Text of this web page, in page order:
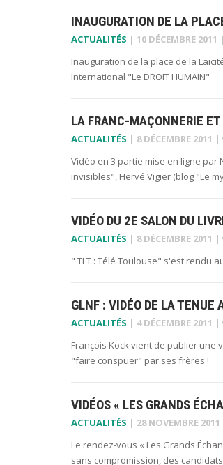
INAUGURATION DE LA
ACTUALITÉS | 10 DÉCEMBRE 2011 |
Inauguration de la place de la
International "Le DROIT HUMAIN"
LA FRANC-MAÇONNERIE
ACTUALITÉS | 8 DÉCEMBRE 2011 |
Vidéo en 3 partie mise en ligne
invisibles", Hervé Vigier (blog "Le
VIDÉO DU 2E SALON DU
ACTUALITÉS | 8 DÉCEMBRE 2011 |
" TLT : Télé Toulouse" s'est rendu
GLNF : VIDÉO DE LA TENUE
ACTUALITÉS | 4 DÉCEMBRE 2011 |
François Kock vient de publier une
"faire conspuer" par ses frères !
VIDÉOS « LES GRANDS
ACTUALITÉS | 28 NOVEMBRE 2011
Le rendez-vous « Les Grands
sans compromission, des